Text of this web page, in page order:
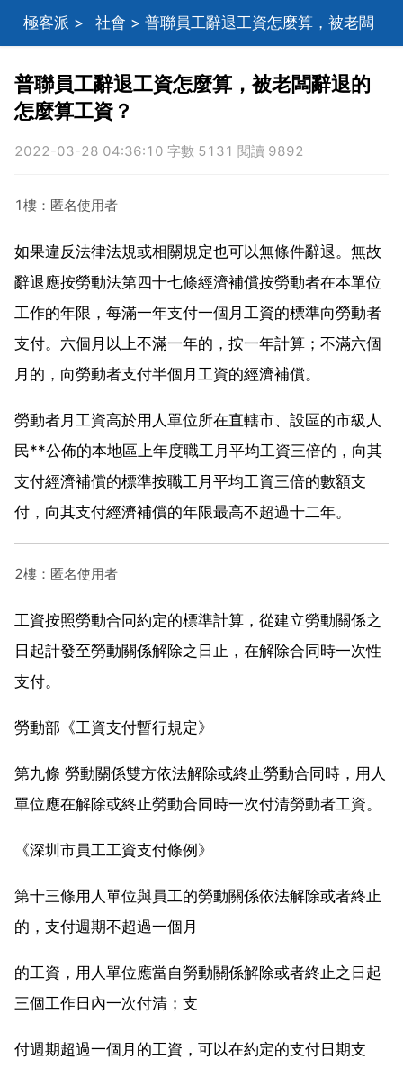
極客派 > 社會 > 普聯員工辭退工資怎麼算，被老闆
辭退的怎麼算工資？
普聯員工辭退工資怎麼算，被老闆辭退的
怎麼算工資？
2022-03-28 04:36:10 字數 5131 閱讀 9892
1樓：匿名使用者
如果違反法律法規或相關規定也可以無條件辭退。無故
辭退應按勞動法第四十七條經濟補償按勞動者在本單位
工作的年限，每滿一年支付一個月工資的標準向勞動者
支付。六個月以上不滿一年的，按一年計算；不滿六個
月的，向勞動者支付半個月工資的經濟補償。
勞動者月工資高於用人單位所在直轄市、設區的市級人
民**公佈的本地區上年度職工月平均工資三倍的，向其
支付經濟補償的標準按職工月平均工資三倍的數額支
付，向其支付經濟補償的年限最高不超過十二年。
2樓：匿名使用者
工資按照勞動合同約定的標準計算，從建立勞動關係之
日起計發至勞動關係解除之日止，在解除合同時一次性
支付。
勞動部《工資支付暫行規定》
第九條 勞動關係雙方依法解除或終止勞動合同時，用人
單位應在解除或終止勞動合同時一次付清勞動者工資。
《深圳市員工工資支付條例》
第十三條用人單位與員工的勞動關係依法解除或者終止
的，支付週期不超過一個月
的工資，用人單位應當自勞動關係解除或者終止之日起
三個工作日內一次付清；支
付週期超過一個月的工資，可以在約定的支付日期支